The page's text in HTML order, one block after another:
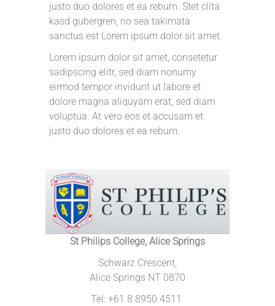
justo duo dolores et ea rebum. Stet clita
kasd gubergren, no sea takimata
sanctus est Lorem ipsum dolor sit amet.
Lorem ipsum dolor sit amet, consetetur
sadipscing elitr, sed diam nonumy
eirmod tempor invidunt ut labore et
dolore magna aliquyam erat, sed diam
voluptua. At vero eos et accusam et
justo duo dolores et ea rebum.
St Philips College, Alice Springs
Schwarz Crescent,
Alice Springs NT 0870
Tel: +61 8 8950 4511